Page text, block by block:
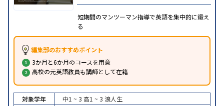
短期間のマンツーマン指導で英語を集中的に鍛え
る
編集部のおすすめポイント
3か月と6か月のコースを用意
高校の元英語教員も講師として在籍
対象学年 中1 ~ 3 高1 ~ 3 浪人生